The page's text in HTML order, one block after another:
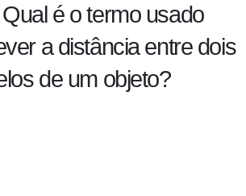
é o termo usado
a distância entre dois
de um objeto?